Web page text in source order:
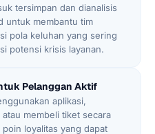
tersimpan dan dianalisis
untuk membantu tim
pola keluhan yang sering
potensi krisis layanan.
Pelanggan Aktif
aplikasi,
membeli tiket secara
loyalitas yang dapat